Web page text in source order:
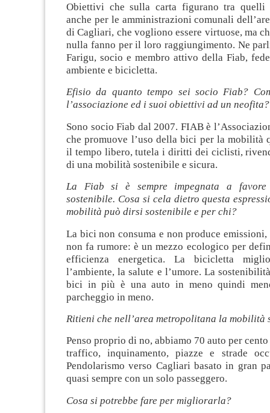
Obiettivi che sulla carta figurano tra quelli
anche per le amministrazioni comunali
di Cagliari, che vogliono essere virtuose, ma
nulla fanno per il loro raggiungimento. Ne
Farigu, socio e membro attivo della Fiab,
ambiente e bicicletta.
Efisio da quanto tempo sei socio Fiab?
l’associazione ed i suoi obiettivi ad un neofita?
Sono socio Fiab dal 2007. FIAB è
che promuove l’uso della bici per la mobilità
il tempo libero, tutela i diritti dei ciclisti,
di una mobilità sostenibile e sicura.
La Fiab si è sempre impegnata a
sostenibile. Cosa si cela dietro questa
mobilità può dirsi sostenibile e per chi?
La bici non consuma e non produce
non fa rumore: è un mezzo ecologico per
efficienza energetica. La bicicletta
l’ambiente, la salute e l’umore. La
bici in più è una auto in meno quindi
parcheggio in meno.
Ritieni che nell’area metropolitana la mobilità
Penso proprio di no, abbiamo 70 auto per
traffico, inquinamento, piazze e strade
Pendolarismo verso Cagliari basato in gran
quasi sempre con un solo passeggero.
Cosa si potrebbe fare per migliorarla?